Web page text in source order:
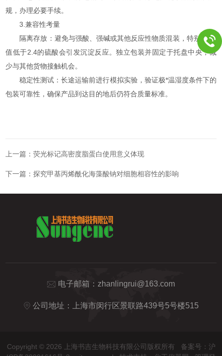
规，办理必要手续。
3.兼容性考量
隔离存放：避免与强酸、强碱或其他反应性物质混装，特别是pH
值低于2.4的硫酸会引发沉淀反应。独立包装并固定于托盘中央，减
少与其他货物接触机会。
稳定性测试：长途运输前进行模拟实验，验证极*温湿度条件下的
包装可靠性，确保产品到达目的地后仍符合质量标准。
上一篇：荧光标记高密度脂蛋白使用意义体现
下一篇：探究甲基丙烯酰化海藻酸钠对细胞相容性的影响
电子邮箱： zhanlingrui@163.com
公司地址：上海市闵行区景联路439号5号楼515
Copyright © 2026 上海书吉生物科技有限公司版权所有 备案号：沪